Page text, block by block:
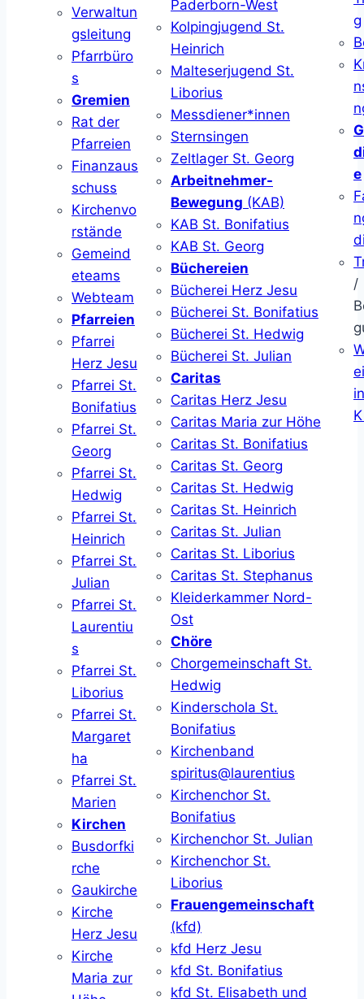
Verwaltun
gsleitung
Pfarrbüro
s
Gremien
Rat der
Pfarreien
Finanzaus
schuss
Kirchenvo
rstände
Gemeind
eteams
Webteam
Pfarreien
Pfarrei
Herz Jesu
Pfarrei St.
Bonifatius
Pfarrei St.
Georg
Pfarrei St.
Hedwig
Pfarrei St.
Heinrich
Pfarrei St.
Julian
Pfarrei St.
Laurentiu
s
Pfarrei St.
Liborius
Pfarrei St.
Margaret
ha
Pfarrei St.
Marien
Kirchen
Busdorfki
rche
Gaukirche
Kirche
Herz Jesu
Kirche
Maria zur
Paderborn-West
Kolpingjugend St.
Heinrich
Malteserjugend St.
Liborius
Messdiener*innen
Sternsingen
Zeltlager St. Georg
Arbeitnehmer-
Bewegung (KAB)
KAB St. Bonifatius
KAB St. Georg
Büchereien
Bücherei Herz Jesu
Bücherei St. Bonifatius
Bücherei St. Hedwig
Bücherei St. Julian
Caritas
Caritas Herz Jesu
Caritas Maria zur Höhe
Caritas St. Bonifatius
Caritas St. Georg
Caritas St. Hedwig
Caritas St. Heinrich
Caritas St. Julian
Caritas St. Liborius
Caritas St. Stephanus
Kleiderkammer Nord-
Ost
Chöre
Chorgemeinschaft St.
Hedwig
Kinderschola St.
Bonifatius
Kirchenband
spiritus@laurentius
Kirchenchor St.
Bonifatius
Kirchenchor St. Julian
Kirchenchor St.
Liborius
Frauengemeinschaft
(kfd)
kfd Herz Jesu
kfd St. Bonifatius
kfd St. Elisabeth und
g
e
/